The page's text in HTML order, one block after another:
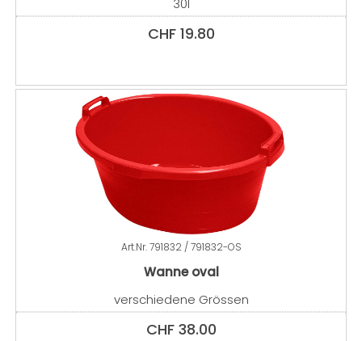
CHF 19.80
Art.Nr.791832 / 791832-OS
Wanne oval
verschiedene Grössen
CHF 38.00